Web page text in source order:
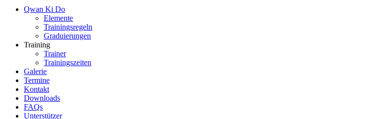
Qwan Ki Do
Elemente
Trainingsregeln
Graduierungen
Training
Trainer
Trainingszeiten
Galerie
Termine
Kontakt
Downloads
FAQs
Unterstützer